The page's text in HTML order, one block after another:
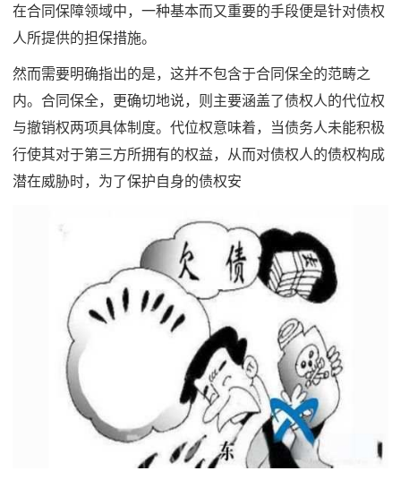
在合同保障领域中，一种基本而又重要的手段便是针对债权
人所提供的担保措施。
然而需要明确指出的是，这并不包含于合同保全的范畴之
内。合同保全，更确切地说，则主要涵盖了债权人的代位权
与撤销权两项具体制度。代位权意味着，当债务人未能积极
行使其对于第三方所拥有的权益，从而对债权人的债权构成
潜在威胁时，为了保护自身的债权安